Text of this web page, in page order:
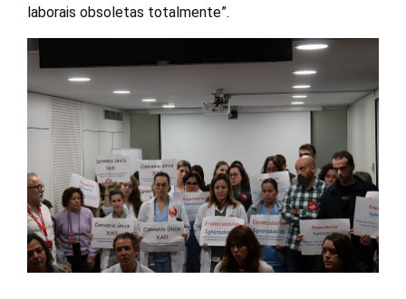
laborais obsoletas totalmente”.